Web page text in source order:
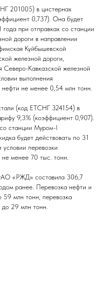
201005) в цистернах
0,737). Она будет
при отправках со станции
дороги в направлении
Куйбышевской
железной дороги,
Северо-Кавказской железной
выполнения
нефти не менее 0,54 млн тонн.
(код ЕТСНГ 324154) в
9,3% (коэффициент 0,907).
станции Муром-I
будет действовать по 31
перевозки
менее 70 тыс. тонн.
«РЖД» составила 306,7
ранее. Перевозка нефти и
59 млн тонн, перевозка
до 29 млн тонн.